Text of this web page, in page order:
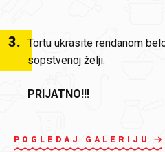
3. Tortu ukrasite rendanom
sopstvenoj želji.
PRIJATNO!!!
POGLEDAJ GALERIJU